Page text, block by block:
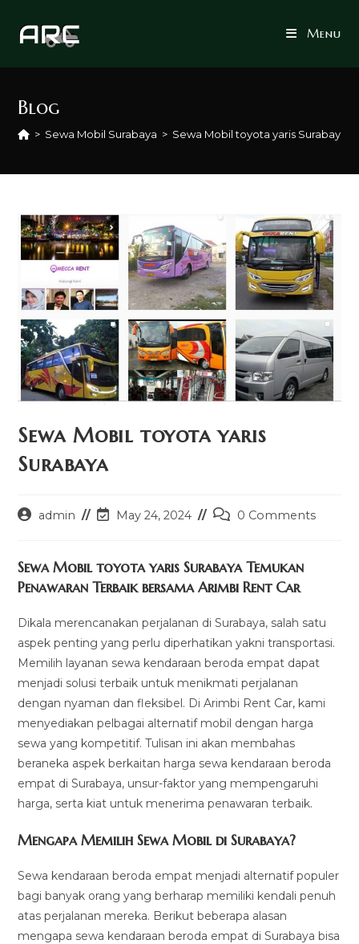
Menu
Blog
> Sewa Mobil Surabaya > Sewa Mobil toyota yaris Surabaya
Sewa Mobil toyota yaris
Surabaya
Postadmin
PostMay 24, 2024
Post0 Comments
Sewa Mobil toyota yaris Surabaya Temukan
Penawaran Terbaik bersama Arimbi Rent Car
Dikala merencanakan perjalanan di Surabaya, salah satu
aspek penting yang perlu diperhatikan yakni transportasi.
Memilih layanan sewa kendaraan beroda empat dapat
menjadi solusi terbaik untuk menikmati perjalanan
dengan nyaman dan fleksibel. Di Arimbi Rent Car, kami
menyediakan pelbagai alternatif mobil dengan harga
sewa yang kompetitif. Tulisan ini akan membahas
beraneka aspek berkaitan harga sewa kendaraan beroda
empat di Surabaya, unsur-faktor yang mempengaruhi
harga, serta kiat untuk menerima penawaran terbaik.
Mengapa Memilih Sewa Mobil di Surabaya?
Sewa kendaraan beroda empat menjadi alternatif populer
bagi banyak orang yang berharap memiliki kendali penuh
atas perjalanan mereka. Berikut beberapa alasan
mengapa sewa kendaraan beroda empat di Surabaya bisa